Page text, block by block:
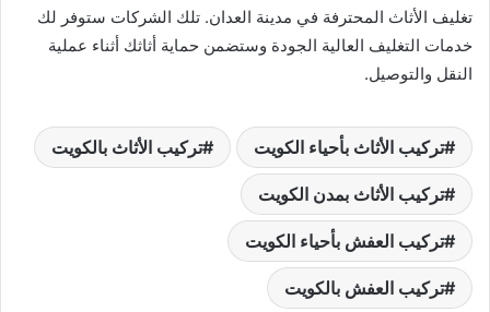
تغليف الأثاث المحترفة في مدينة العدان. تلك الشركات ستوفر لك
خدمات التغليف العالية الجودة وستضمن حماية أثاثك أثناء عملية
النقل والتوصيل.
تركيب الأثاث بأحياء الكويت تركيب الأثاث بالكويت
تركيب الأثاث بمدن الكويت
تركيب العفش بأحياء الكويت
تركيب العفش بالكويت